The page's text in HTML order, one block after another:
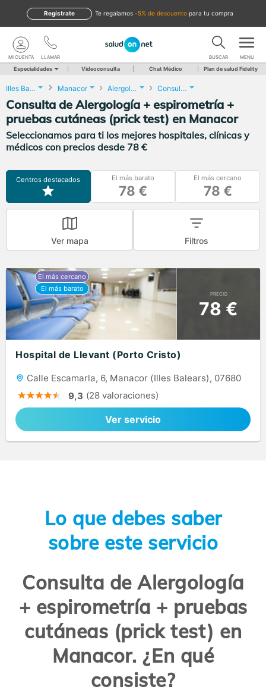
te regalamos -5% de descuento para tu compra
Regístrate
LLAMAR
MI CUENTA BUSCAR MENU
Especialidades Videoconsulta Chat Médico Plan de salud Fidelity
Illes Balears Manacor Alergología Consulta de Alergología + espirometría + pruebas cutáneas (prick test)
Consulta de Alergología + espirometría +
pruebas cutáneas (prick test) en Manacor
Seleccionamos para ti los mejores hospitales, clínicas y
médicos con precios desde 78 €
Centros destacados El más barato
78 €
El más cercano
78 €
Ver mapa Filtros
PRECIO
78 €
Hospital de Llevant (Porto Cristo)
Calle Escamarla, 6, Manacor (Illes Balears), 07680
9,3 (28 valoraciones)
Ver servicio
Lo que debes saber
sobre este servicio
Consulta de Alergología
+ espirometría + pruebas
cutáneas (prick test) en
Manacor. ¿En qué
consiste?